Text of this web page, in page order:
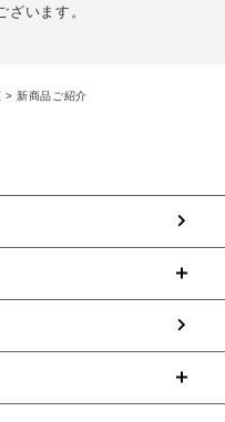
ざいます。
>新商品ご紹介